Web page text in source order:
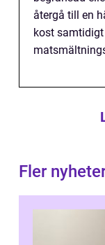
återgå till en
kost
Fler